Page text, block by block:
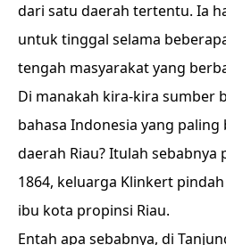
dari satu daerah tertentu. Ia
untuk tinggal selama
tengah masyarakat yang
Di manakah kira-kira sumber
bahasa Indonesia yang paling
daerah Riau? Itulah
1864, keluarga Klinkert
ibu kota propinsi Riau.
Entah apa sebabnya, di